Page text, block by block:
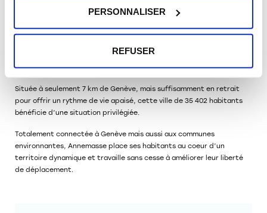
PERSONNALISER
REFUSER
Jet d'eau emblématique à Genève, sur le Lac Léman.
Annemasse
Une ville prisée par les transfrontaliers
Située à seulement 7 km de Genève, mais suffisamment en retrait
pour offrir un rythme de vie apaisé, cette ville de 35 402 habitants
bénéficie d’une situation privilégiée.
Totalement connectée à Genève mais aussi aux communes
environnantes, Annemasse place ses habitants au coeur d’un
territoire dynamique et travaille sans cesse à améliorer leur liberté
de déplacement.